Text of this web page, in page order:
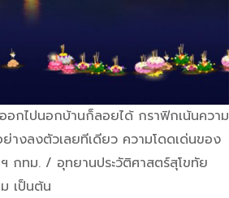
กไปนอกบ้านก็ลอยได้ กราฟิกเน้นความ
งลงตัวเลยทีเดียว ความโดดเด่นของ
กทม. / อุทยานประวัติศาสตร์สุโขทัย
เป็นต้น